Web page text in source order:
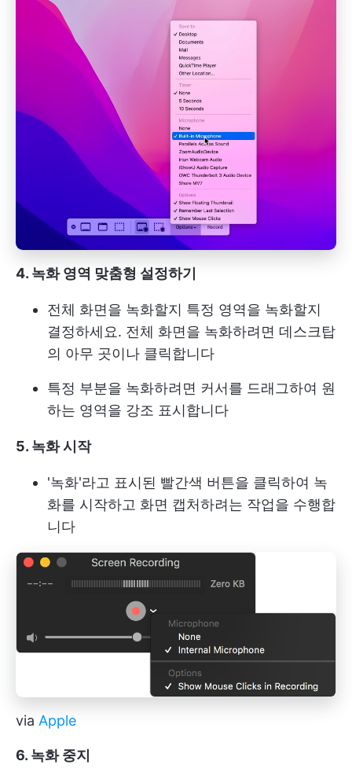
4. 녹화 영역 맞춤형 설정하기
전체 화면을 녹화할지 특정 영역을 녹화할지
결정하세요. 전체 화면을 녹화하려면 데스크탑
의 아무 곳이나 클릭합니다
특정 부분을 녹화하려면 커서를 드래그하여 원
하는 영역을 강조 표시합니다
5. 녹화 시작
'녹화'라고 표시된 빨간색 버튼을 클릭하여 녹
화를 시작하고 화면 캡처하려는 작업을 수행합
니다
via Apple
6. 녹화 중지